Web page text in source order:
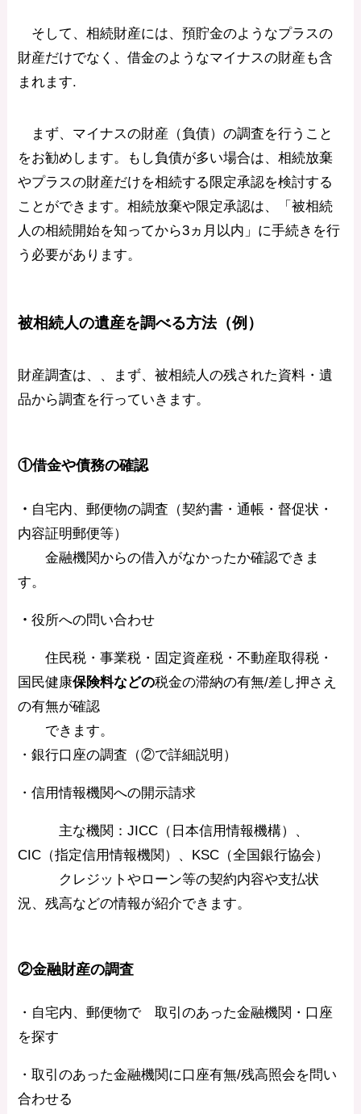
そして、相続財産には、預貯金のようなプラスの
財産だけでなく、借金のようなマイナスの財産も含
まれます.
まず、マイナスの財産（負債）の調査を行うこと
をお勧めします。もし負債が多い場合は、相続放棄
やプラスの財産だけを相続する限定承認を検討する
ことができます。相続放棄や限定承認は、「被相続
人の相続開始を知ってから3ヵ月以内」に手続きを行
う必要があります。
被相続人の遺産を調べる方法（例）
財産調査は、、まず、被相続人の残された資料・遺
品から調査を行っていきます。
①借金や債務の確認
・ 自宅内、郵便物の調査（契約書・通帳・督促状・
内容証明郵便等）
金融機関からの借入がなかったか確認できま
す。
・役所への問い合わせ
住民税・事業税・固定資産税・不動産取得税・
国民健康保険料などの税金の滞納の有無/差し押さえ
の有無が確認
できます。
・銀行口座の調査（②で詳細説明）
・信用情報機関への開示請求
主な機関：JICC（日本信用情報機構）、
CIC（指定信用情報機関）、KSC（全国銀行協会）
クレジットやローン等の契約内容や支払状
況、残高などの情報が紹介できます。
②金融財産の調査
・自宅内、郵便物で 取引のあった金融機関・口座
を探す
・取引のあった金融機関に口座有無/残高照会を問い
合わせる